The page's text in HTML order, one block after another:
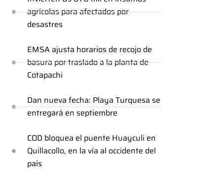
agrícolas para afectados por
desastres
EMSA ajusta horarios de recojo de
basura por traslado a la planta de
Cotapachi
Dan nueva fecha: Playa Turquesa se
entregará en septiembre
COD bloquea el puente Huayculi en
Quillacollo, en la vía al occidente del
país